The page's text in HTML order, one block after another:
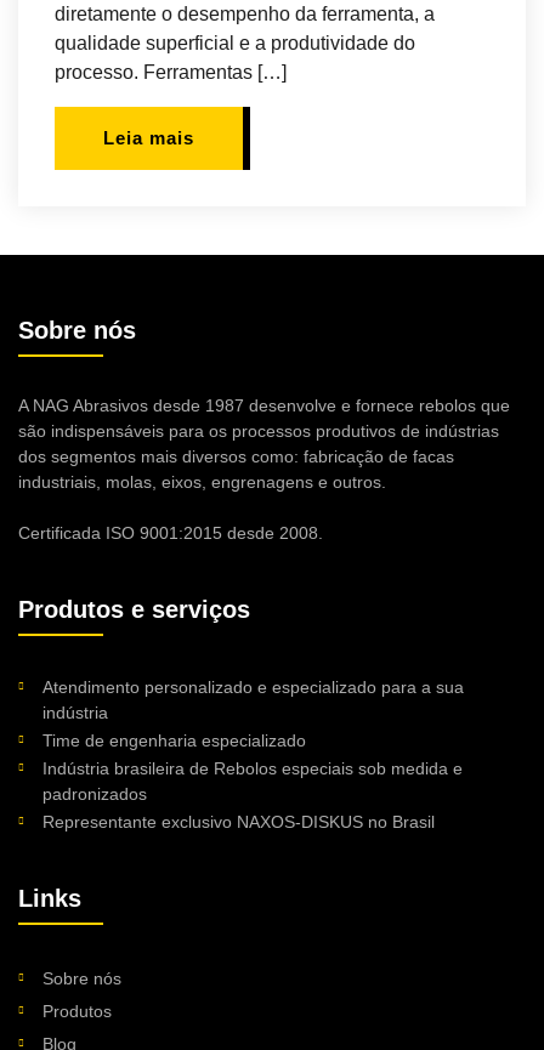
diretamente o desempenho da ferramenta, a
qualidade superficial e a produtividade do
processo. Ferramentas […]
Leia mais
Sobre nós
A NAG Abrasivos desde 1987 desenvolve e fornece rebolos que
são indispensáveis para os processos produtivos de indústrias
dos segmentos mais diversos como: fabricação de facas
industriais, molas, eixos, engrenagens e outros.
Certificada ISO 9001:2015 desde 2008.
Produtos e serviços
Atendimento personalizado e especializado para a sua
indústria
Time de engenharia especializado
Indústria brasileira de Rebolos especiais sob medida e
padronizados
Representante exclusivo NAXOS-DISKUS no Brasil
Links
Sobre nós
Produtos
Blog